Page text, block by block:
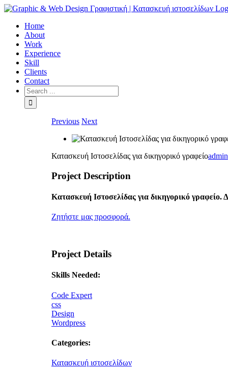
Skip
contentHome
About
Work
Experience
Skill
Clients
Contact
Search
for:
Previous Next
Κατασκευή Ιστοσελίδας για δικηγορικό γραφείοadmin
Project Description
Κατασκευή Ιστοσελίδας για δικηγορικό γραφείο.
Ζητήστε μας προσφορά.
Project Details
Skills Needed:
Code Expert
css
Design
Wordpress
Categories:
Κατασκευή ιστοσελίδων